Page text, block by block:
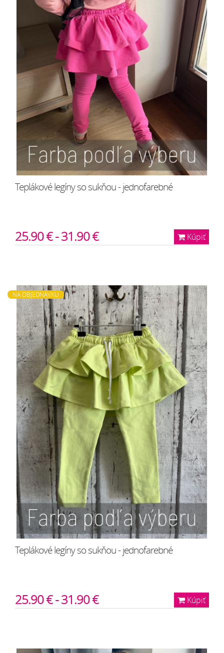
Teplákové legíny so sukňou - jednofarebné
Kúpiť
25.90 € - 31.90 €
NA OBJEDNÁVKU
Teplákové legíny so sukňou - jednofarebné
Kúpiť
25.90 € - 31.90 €